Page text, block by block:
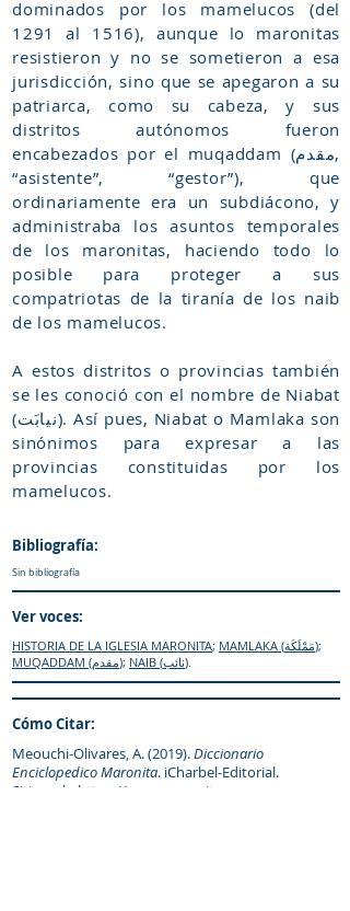
dominados por los mamelucos (del
1291 al 1516), aunque lo maronitas
resistieron y no se sometieron a esa
jurisdicción, sino que se apegaron a su
patriarca, como su cabeza, y sus
distritos autónomos fueron
encabezados por el muqaddam (مقدم,
“asistente”, “gestor”), que
ordinariamente era un subdiácono, y
administraba los asuntos temporales
de los maronitas, haciendo todo lo
posible para proteger a sus
compatriotas de la tiranía de los naib
de los mamelucos.
A estos distritos o provincias también
se les conoció con el nombre de Niabat
(نیابَت). Así pues, Niabat o Mamlaka son
sinónimos para expresar a las
provincias constituidas por los
mamelucos.
Bibliografía:
Sin bibliografía
Ver voces:
HISTORIA DE LA IGLESIA MARONITA; MAMLAKA (مَمْلَكَة);
MUQADDAM (مقدم); NAIB (نائب).
Cómo Citar:
Meouchi-Olivares, A. (2019).Diccionario
Enciclopedico Maronita. iCharbel-Editorial.
Sitio web:
https://www.maronitas.org